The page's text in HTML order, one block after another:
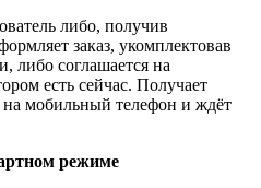
либо, получив
заказ, укомплектовав
либо соглашается на
есть сейчас. Получает
мобильный телефон и ждёт
режиме